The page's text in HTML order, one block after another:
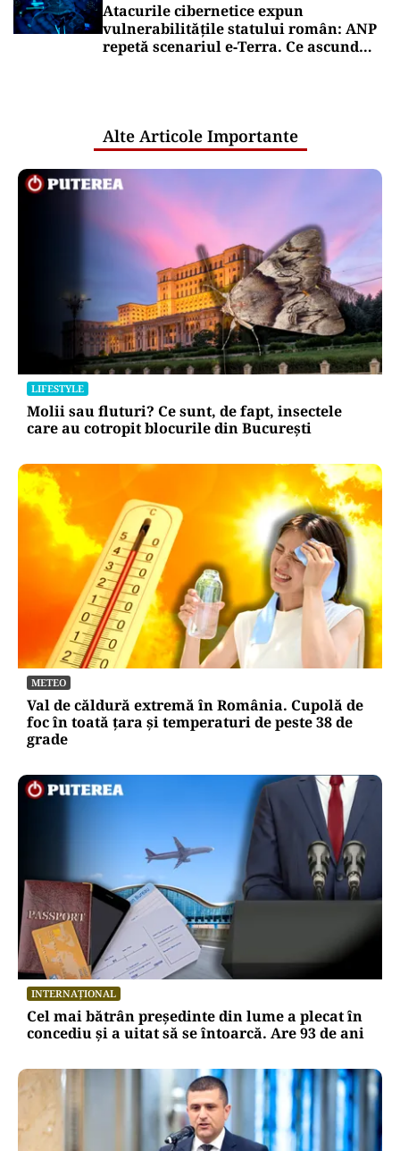
Atacurile cibernetice expun
vulnerabilitățile statului român: ANP
repetă scenariul e‑Terra. Ce ascund
Alte Articole Importante
LIFESTYLE
Molii sau fluturi? Ce sunt, de fapt, insectele
care au cotropit blocurile din București
METEO
Val de căldură extremă în România. Cupolă de
foc în toată țara și temperaturi de peste 38 de
grade
INTERNAȚIONAL
Cel mai bătrân președinte din lume a plecat în
concediu și a uitat să se întoarcă. Are 93 de ani